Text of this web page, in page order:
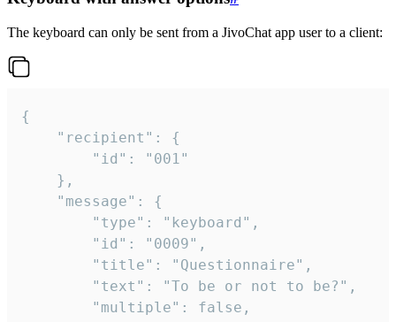
The keyboard can only be sent from a JivoChat app user to a client:
{